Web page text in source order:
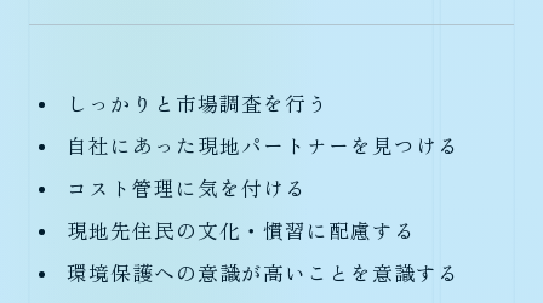
しっかりと市場調査を行う
自社にあった現地パートナーを見つける
コスト管理に気を付ける
現地先住民の文化・慣習に配慮する
環境保護への意識が高いことを意識する